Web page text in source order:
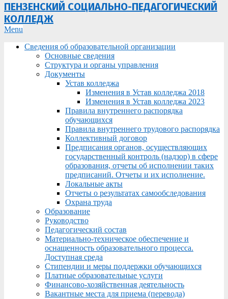
ПЕНЗЕНСКИЙ СОЦИАЛЬНО-ПЕДАГОГИЧЕСКИЙ
КОЛЛЕДЖ
Primary
Menu
Menu
Сведения об образовательной организации
Основные сведения
Структура и органы управления
Документы
Устав колледжа
Изменения в Устав колледжа 2018
Изменения в Устав колледжа 2023
Правила внутреннего распорядка
обучающихся
Правила внутреннего трудового распорядка
Коллективный договор
Предписания органов, осуществляющих
государственный контроль (надзор) в сфере
образования, отчеты об исполнении таких
предписаний. Отчеты и их исполнение.
Локальные акты
Отчеты о результатах самообследования
Охрана труда
Образование
Руководство
Педагогический состав
Материально-техническое обеспечение и
оснащенность образовательного процесса.
Доступная среда
Стипендии и меры поддержки обучающихся
Платные образовательные услуги
Финансово-хозяйственная деятельность
Вакантные места для приема (перевода)